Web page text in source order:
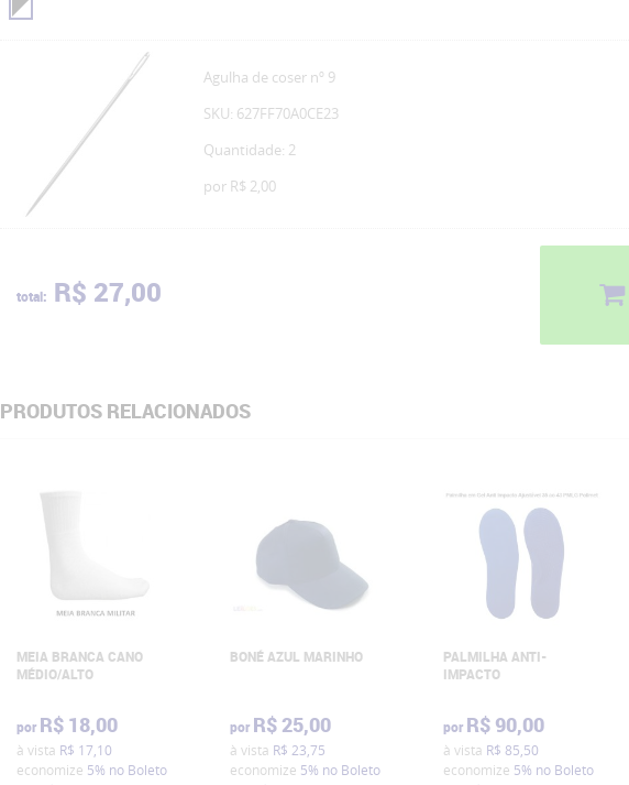
Agulha de coser nº 9
SKU: 627FF70A0CE23
Quantidade: 2
por R$ 2,00
total: R$ 27,00
PRODUTOS RELACIONADOS
MEIA BRANCA CANO
MÉDIO/ALTO
por R$ 18,00
à vista R$ 17,10
economize 5% no Boleto
BONÉ AZUL MARINHO
por R$ 25,00
à vista R$ 23,75
economize 5% no Boleto
PALMILHA ANTI-
IMPACTO
por R$ 90,00
à vista R$ 85,50
economize 5% no Boleto